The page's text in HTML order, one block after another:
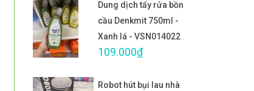
Dung dịch tẩy rửa bồn
cầu Denkmit 750ml -
Xanh lá - VSN014022
109.000₫
Robot hút bụi lau nhà